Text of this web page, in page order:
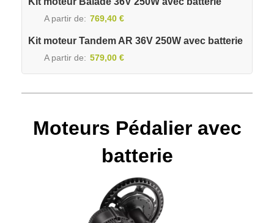
A partir de 769,40 €
Kit moteur Tandem AR 36V 250W avec batterie
A partir de 579,00 €
Moteurs Pédalier avec
batterie